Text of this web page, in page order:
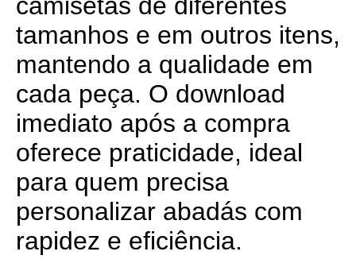
tamanhos e em outros itens,
mantendo a qualidade em
cada peça. O download
imediato após a compra
oferece praticidade, ideal
para quem precisa
personalizar abadás com
rapidez e eficiência.